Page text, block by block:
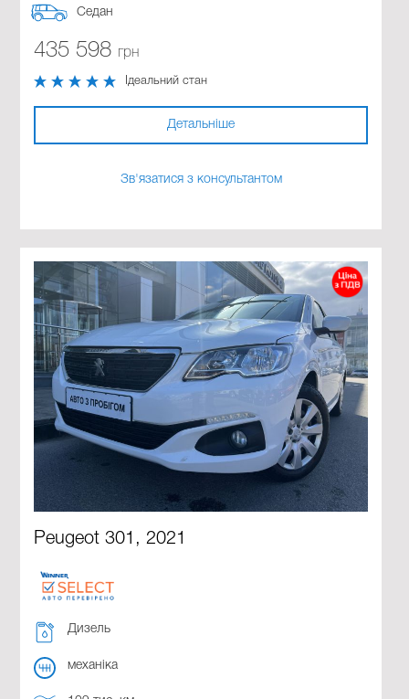
Седан
435 598 грн
Ідеальний стан
Детальніше
Зв'язатися з консультантом
Peugeot 301, 2021
Дизель
механіка